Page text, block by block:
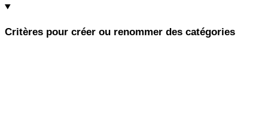
Critères pour créer ou renommer des catégories